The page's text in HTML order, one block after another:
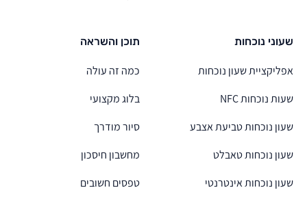
שעוני נוכחות
אפליקציית שעון נוכחות
שעות נוכחות NFC
שעון נוכחות טביעת אצבע
שעון נוכחות טאבלט
שעון נוכחות אינטרנטי
תוכן והשראה
כמה זה עולה
בלוג מקצועי
סיור מודרך
מחשבון חיסכון
טפסים חשובים